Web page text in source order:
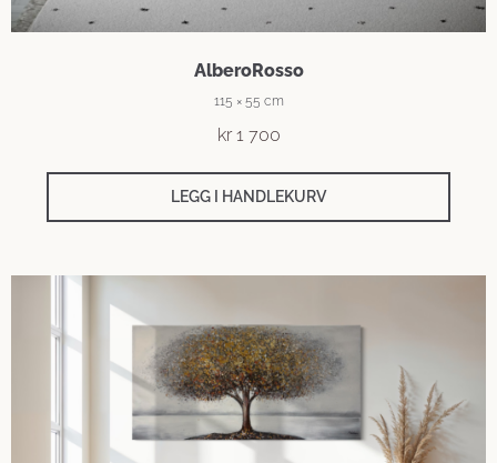
AlberoRosso
115 × 55 cm
kr1 700
LEGG I HANDLEKURV